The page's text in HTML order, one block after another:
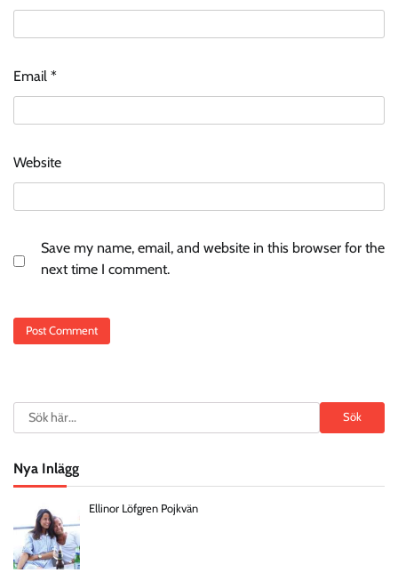
Email *
Website
Save my name, email, and website in this browser for the
next time I comment.
Search Sök
Nya Inlägg
Ellinor Löfgren Pojkvän